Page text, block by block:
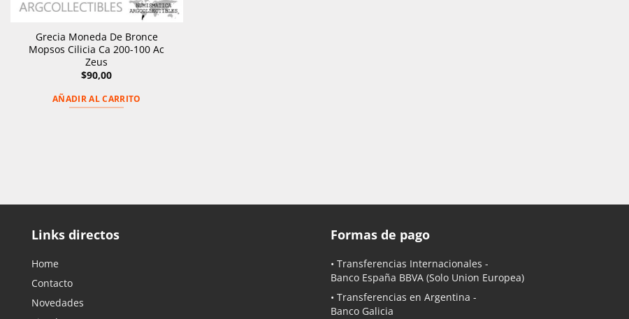
Grecia Moneda De Bronce
Mopsos Cilicia Ca 200-100 Ac
Zeus
$90,00
AÑADIR AL CARRITO
Links directos
Home
Contacto
Novedades
Formas de pago
• Transferencias Internacionales -
Banco España BBVA (Solo Union Europea)
• Transferencias en Argentina -
Banco Galicia